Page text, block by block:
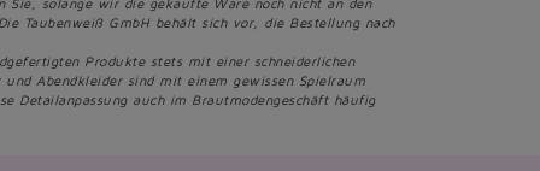
solange wir die gekaufte Ware noch nicht an den
Taubenweiß GmbH behält sich vor, die Bestellung nach
Produkte stets mit einer schneiderlichen
Abendkleider sind mit einem gewissen Spielraum
Detailanpassung auch im Brautmodengeschäft häufig